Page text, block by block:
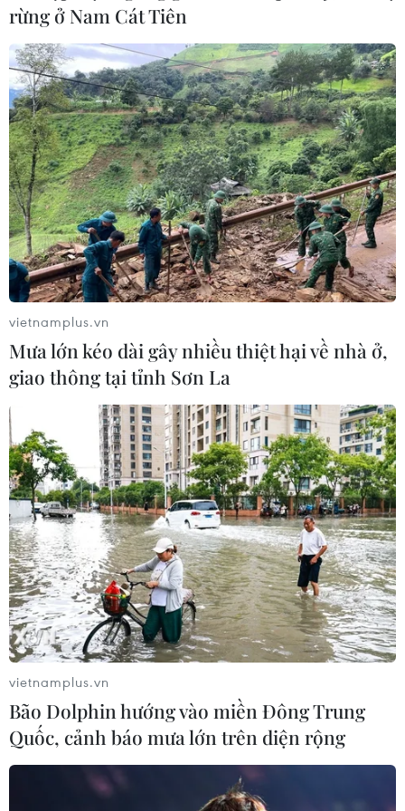
rừng ở Nam Cát Tiên
vietnamplus.vn
Mưa lớn kéo dài gây nhiều thiệt hại về nhà ở,
giao thông tại tỉnh Sơn La
vietnamplus.vn
Bão Dolphin hướng vào miền Đông Trung
Quốc, cảnh báo mưa lớn trên diện rộng